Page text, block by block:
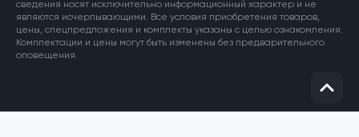
сведения носят исключительно информационный характер и не
являются исчерпывающими. Все условия приобретения товаров,
цены, спецпредложения и комплекты указаны с целью ознакомления.
Комплектации и цены могут быть изменены без предварительного
оповещения.